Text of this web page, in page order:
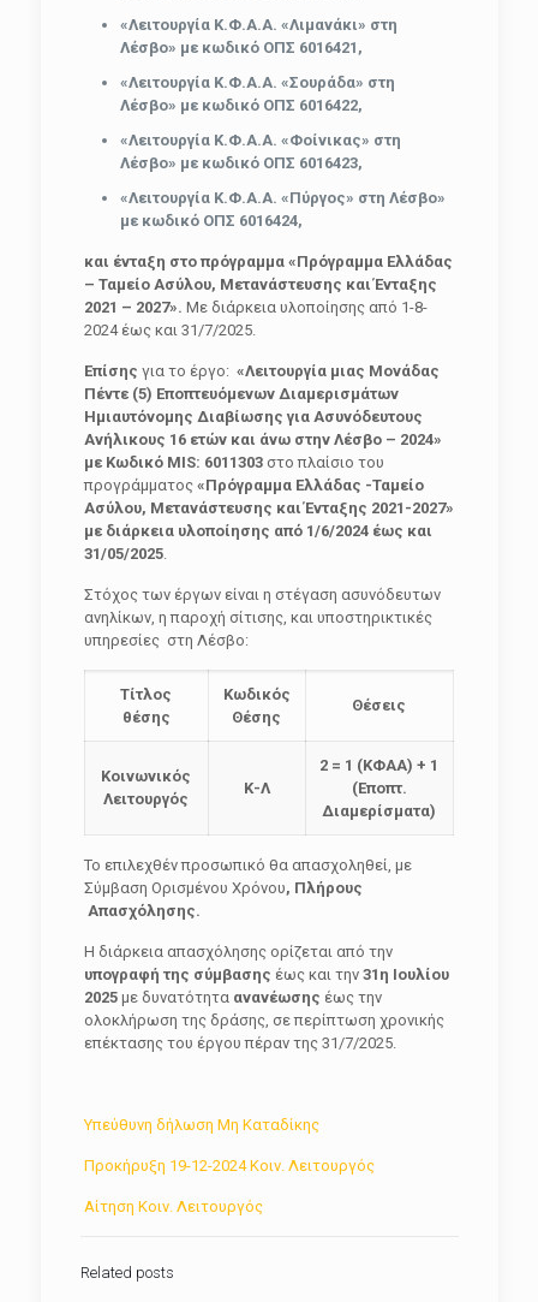
«Λειτουργία Κ.Φ.Α.Α. «Λιμανάκι» στη
Λέσβο» με κωδικό ΟΠΣ 6016421,
«Λειτουργία Κ.Φ.Α.Α. «Σουράδα» στη
Λέσβο» με κωδικό ΟΠΣ 6016422,
«Λειτουργία Κ.Φ.Α.Α. «Φοίνικας» στη
Λέσβο» με κωδικό ΟΠΣ 6016423,
«Λειτουργία Κ.Φ.Α.Α. «Πύργος» στη Λέσβο»
με κωδικό ΟΠΣ 6016424,
και ένταξη στο πρόγραμμα «Πρόγραμμα Ελλάδας
– Ταμείο Ασύλου, Μετανάστευσης και Ένταξης
2021 – 2027». Με διάρκεια υλοποίησης από 1-8-
2024 έως και 31/7/2025.
Επίσης για το έργο: «Λειτουργία μιας Μονάδας
Πέντε (5) Εποπτευόμενων Διαμερισμάτων
Ημιαυτόνομης Διαβίωσης για Ασυνόδευτους
Ανήλικους 16 ετών και άνω στην Λέσβο – 2024»
με Κωδικό MIS: 6011303στο πλαίσιο του
προγράμματος «Πρόγραμμα Ελλάδας -Ταμείο
Ασύλου, Μετανάστευσης και Ένταξης 2021-2027»
με διάρκεια υλοποίησης από 1/6/2024 έως και
31/05/2025.
Στόχος των έργων είναι η στέγαση ασυνόδευτων
ανηλίκων, η παροχή σίτισης, και υποστηρικτικές
υπηρεσίες στη Λέσβο:
Τίτλος
θέσης
Κωδικός
Θέσης
Θέσεις
Κοινωνικός
Λειτουργός
Κ-Λ
2 = 1 (ΚΦΑΑ) + 1
(Εποπτ.
Διαμερίσματα)
Το επιλεχθέν προσωπικό θα απασχοληθεί, με
Σύμβαση Ορισμένου Χρόνου, Πλήρους
Απασχόλησης.
Η διάρκεια απασχόλησης ορίζεται από την
υπογραφή της σύμβασης έως και την 31η Ιουλίου
2025με δυνατότητα ανανέωσης έως την
ολοκλήρωση της δράσης, σε περίπτωση χρονικής
επέκτασης του έργου πέραν της 31/7/2025.
Υπεύθυνη δήλωση Μη Καταδίκης
Προκήρυξη 19-12-2024 Κοιν. Λειτουργός
Αίτηση Κοιν. Λειτουργός
Related posts